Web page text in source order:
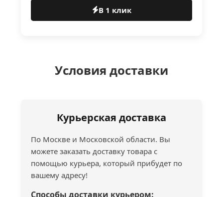
В 1 клик
Условия доставки
Курьерская доставка
По Москве и Московской области. Вы
можете заказать доставку товара с
помощью курьера, который прибудет по
вашему адресу!
Способы доставки курьером: